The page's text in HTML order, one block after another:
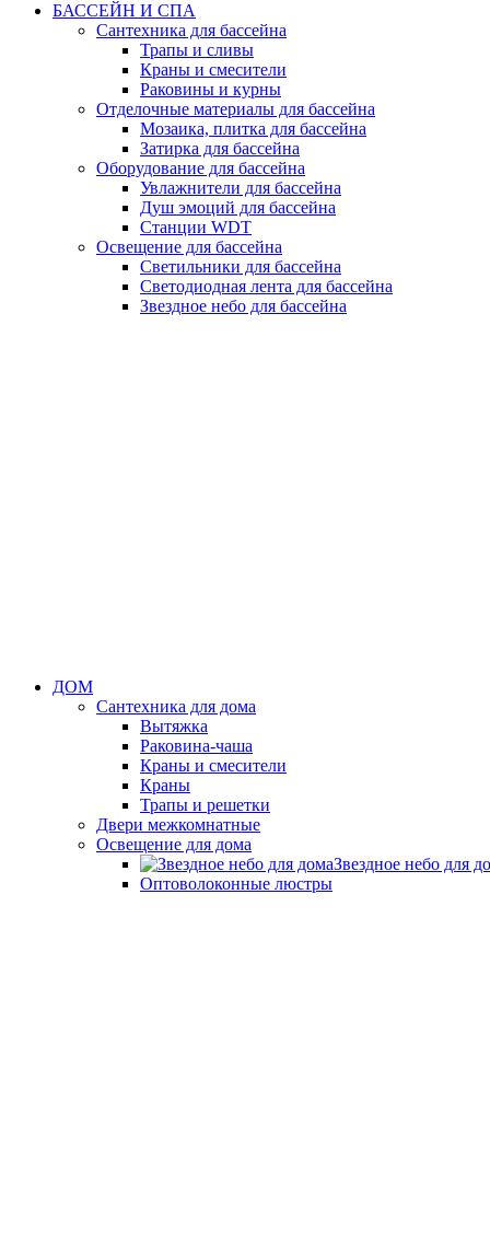
БАССЕЙН И СПА
Сантехника для бассейна
Трапы и сливы
Краны и смесители
Раковины и курны
Отделочные материалы для бассейна
Мозаика, плитка для бассейна
Затирка для бассейна
Оборудование для бассейна
Увлажнители для бассейна
Душ эмоций для бассейна
Станции WDT
Освещение для бассейна
Светильники для бассейна
Светодиодная лента для бассейна
Звездное небо для бассейна
ДОМ
Сантехника для дома
Вытяжка
Раковина-чаша
Краны и смесители
Краны
Трапы и решетки
Двери межкомнатные
Освещение для дома
Звездное небо для
Оптоволоконные люстры